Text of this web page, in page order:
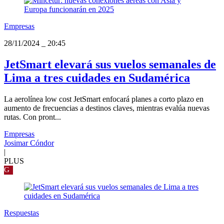
Empresas
28/11/2024
20:45
JetSmart elevará sus vuelos semanales de
Lima a tres cuidades en Sudamérica
La aerolínea low cost JetSmart enfocará planes a corto plazo en
aumento de frecuencias a destinos claves, mientras evalúa nuevas
rutas. Con pront...
Empresas
Josimar Cóndor
|
PLUS
G
Respuestas